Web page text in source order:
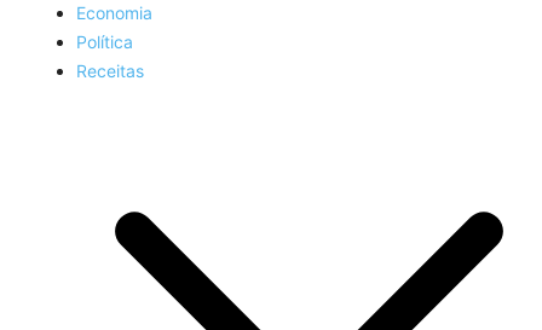
Economia
Política
Receitas